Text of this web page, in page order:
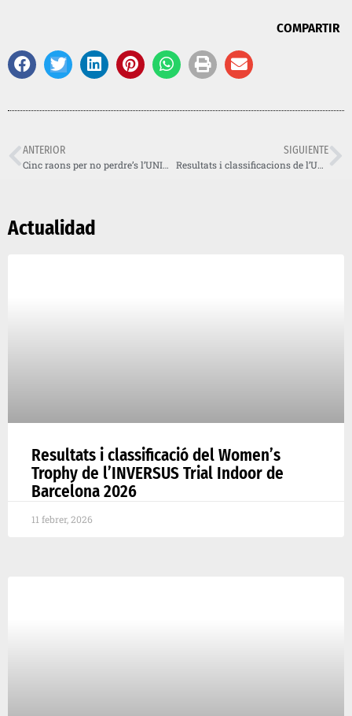
COMPARTIR
ANTERIOR
Cinc raons per no perdre’s l’UNIVERSAE Trial Indoor de Barcelona i Women’s Trophy
SIGUIENTE
Resultats i classificacions de l’UNIVERSAE Trial Indoor de Barcelona (X-Trial Barcelona)
Actualidad
Resultats i classificació del Women’s
Trophy de l’INVERSUS Trial Indoor de
Barcelona 2026
11 febrer, 2026